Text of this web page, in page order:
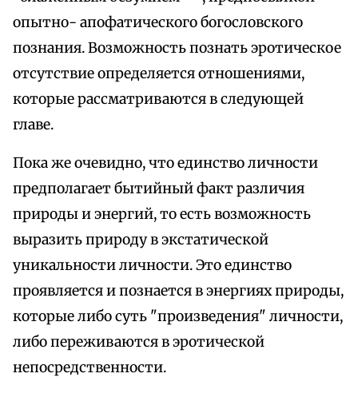
опытно- апофатического богословского
познания. Возможность познать эротическое
отсутствие определяется отношениями,
которые рассматриваются в следующей
главе.
Пока же очевидно, что единство личности
предполагает бытийный факт различия
природы и энергий, то есть возможность
выразить природу в экстатической
уникальности личности. Это единство
проявляется и познается в энергиях природы,
которые либо суть "произведения" личности,
либо переживаются в эротической
непосредственности.